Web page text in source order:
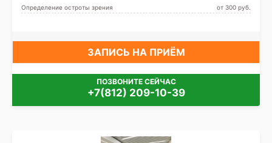
Определение остроты зрения от 300 pуб.
ЗАПИСЬ НА ПРИЁМ
ПОЗВОНИТЕ СЕЙЧАС
+7(812) 209-10-39